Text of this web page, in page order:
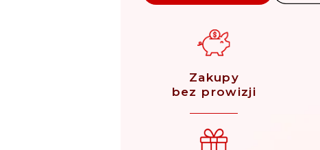
Zakupy
bez prowizji